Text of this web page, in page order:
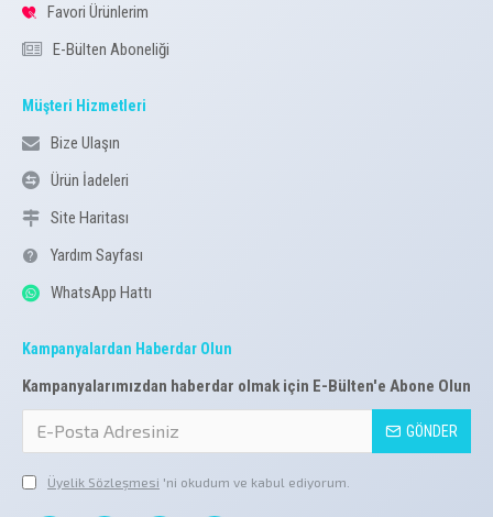
Favori Ürünlerim
E-Bülten Aboneliği
Müşteri Hizmetleri
Bize Ulaşın
Ürün İadeleri
Site Haritası
Yardım Sayfası
WhatsApp Hattı
Kampanyalardan Haberdar Olun
Kampanyalarımızdan haberdar olmak için E-Bülten'e Abone Olun
GÖNDER
Üyelik Sözleşmesi 'ni okudum ve kabul ediyorum.